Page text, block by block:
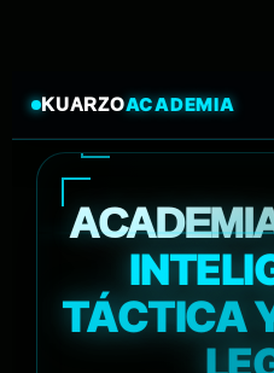
KUARZOACADEMIA
TÁCTICA